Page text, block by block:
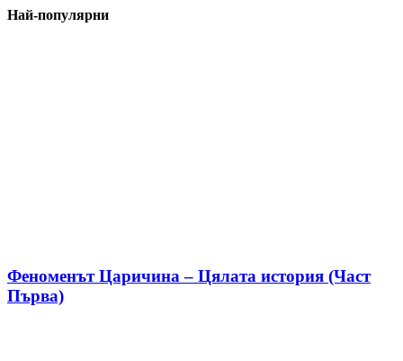
Най-популярни
Феноменът Царичина – Цялата история (Част
Първа)